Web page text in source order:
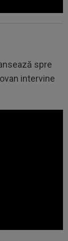
spre
intervine